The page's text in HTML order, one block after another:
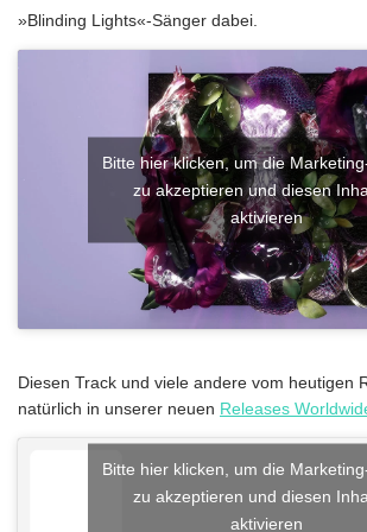
»Blinding Lights«-Sänger dabei.
Bitte hier klicken, um die
zu akzeptieren und diesen
aktivieren
Diesen Track und viele andere vom heutigen
natürlich in unserer neuen Releases
Bitte hier klicken, um die
zu akzeptieren und diesen
aktivieren